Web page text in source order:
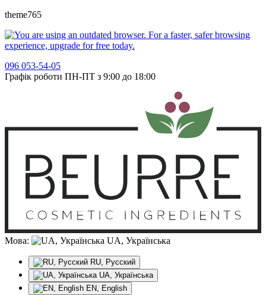
theme765
096 053-54-05
Графік роботи ПН-ПТ з 9:00 до 18:00
Мова: UA, Українська
RU, Русский
UA, Українська
EN, English